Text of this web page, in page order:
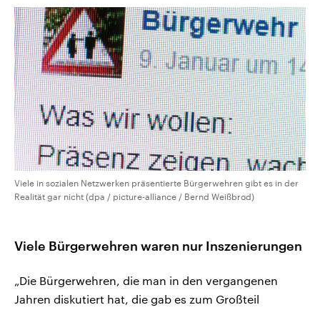
Viele in sozialen Netzwerken präsentierte Bürgerwehren gibt es in der
Realität gar nicht (dpa / picture-alliance / Bernd Weißbrod)
Viele Bürgerwehren waren nur Inszenierungen
„Die Bürgerwehren, die man in den vergangenen
Jahren diskutiert hat, die gab es zum Großteil